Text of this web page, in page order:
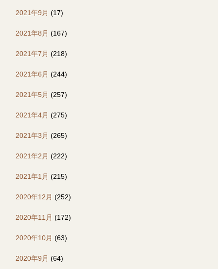
2021年9月 (17)
2021年8月 (167)
2021年7月 (218)
2021年6月 (244)
2021年5月 (257)
2021年4月 (275)
2021年3月 (265)
2021年2月 (222)
2021年1月 (215)
2020年12月 (252)
2020年11月 (172)
2020年10月 (63)
2020年9月 (64)